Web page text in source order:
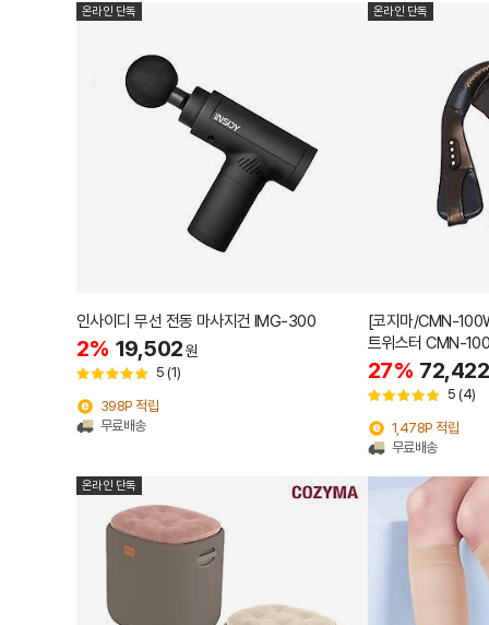
온라인 단독
인사이디 무선 전동 마사지건 IMG-300
2% 19,502원
5 (1)
398P 적립
무료배송
온라인 단독
[코지마/CMN-
트위스터 CMN-
27% 72,422
5 (4)
1,478P 적립
무료배송
온라인 단독